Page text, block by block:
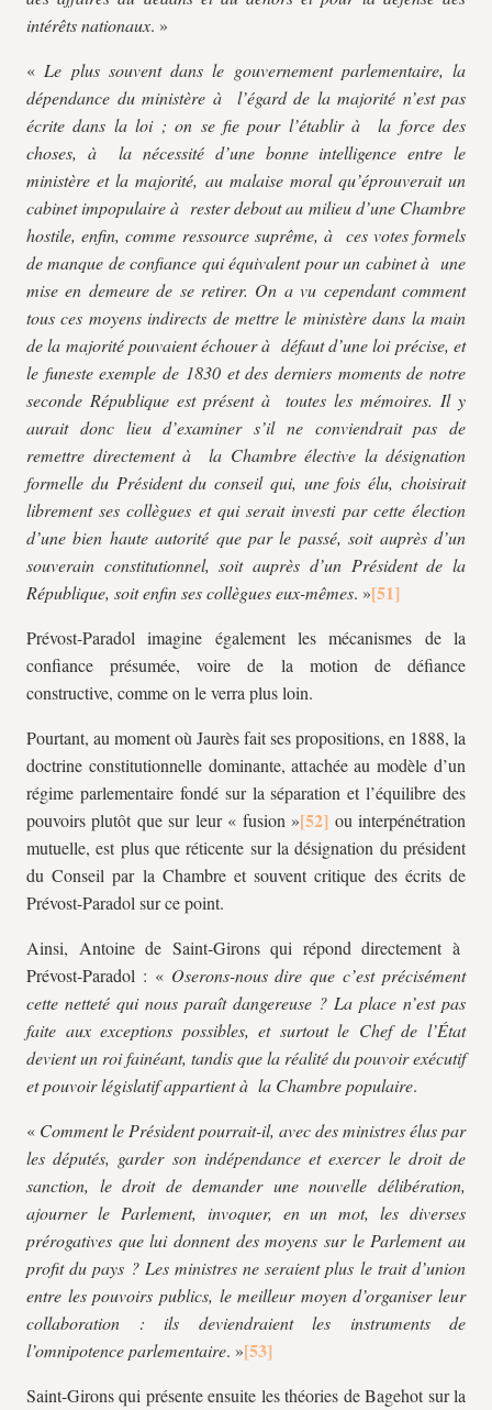
intérêts nationaux. »
« Le plus souvent dans le gouvernement parlementaire, la
dépendance du ministère à l’égard de la majorité n’est pas
écrite dans la loi ; on se fie pour l’établir à la force des
choses, à la nécessité d’une bonne intelligence entre le
ministère et la majorité, au malaise moral qu’éprouverait un
cabinet impopulaire à rester debout au milieu d’une Chambre
hostile, enfin, comme ressource suprême, à ces votes formels
de manque de confiance qui équivalent pour un cabinet à une
mise en demeure de se retirer. On a vu cependant comment
tous ces moyens indirects de mettre le ministère dans la main
de la majorité pouvaient échouer à défaut d’une loi précise, et
le funeste exemple de 1830 et des derniers moments de notre
seconde République est présent à toutes les mémoires. Il y
aurait donc lieu d’examiner s’il ne conviendrait pas de
remettre directement à la Chambre élective la désignation
formelle du Président du conseil qui, une fois élu, choisirait
librement ses collègues et qui serait investi par cette élection
d’une bien haute autorité que par le passé, soit auprès d’un
souverain constitutionnel, soit auprès d’un Président de la
République, soit enfin ses collègues eux-mêmes. »
Prévost-Paradol imagine également les mécanismes de la
confiance présumée, voire de la motion de défiance
constructive, comme on le verra plus loin.
Pourtant, au moment où Jaurès fait ses propositions, en 1888, la
doctrine constitutionnelle dominante, attachée au modèle d’un
régime parlementaire fondé sur la séparation et l’équilibre des
pouvoirs plutôt que sur leur « fusion »
ou interpénétration
mutuelle, est plus que réticente sur la désignation du président
du Conseil par la Chambre et souvent critique des écrits de
Prévost-Paradol sur ce point.
Ainsi, Antoine de Saint-Girons qui répond directement à
Prévost-Paradol : « Oserons-nous dire que c’est précisément
cette netteté qui nous paraît dangereuse ? La place n’est pas
faite aux exceptions possibles, et surtout le Chef de l’État
devient un roi fainéant, tandis que la réalité du pouvoir exécutif
et pouvoir législatif appartient à la Chambre populaire.
« Comment le Président pourrait-il, avec des ministres élus par
les députés, garder son indépendance et exercer le droit de
sanction, le droit de demander une nouvelle délibération,
ajourner le Parlement, invoquer, en un mot, les diverses
prérogatives que lui donnent des moyens sur le Parlement au
profit du pays ? Les ministres ne seraient plus le trait d’union
entre les pouvoirs publics, le meilleur moyen d’organiser leur
collaboration : ils deviendraient les instruments de
l’omnipotence parlementaire. »
Saint-Girons qui présente ensuite les théories de Bagehot sur la